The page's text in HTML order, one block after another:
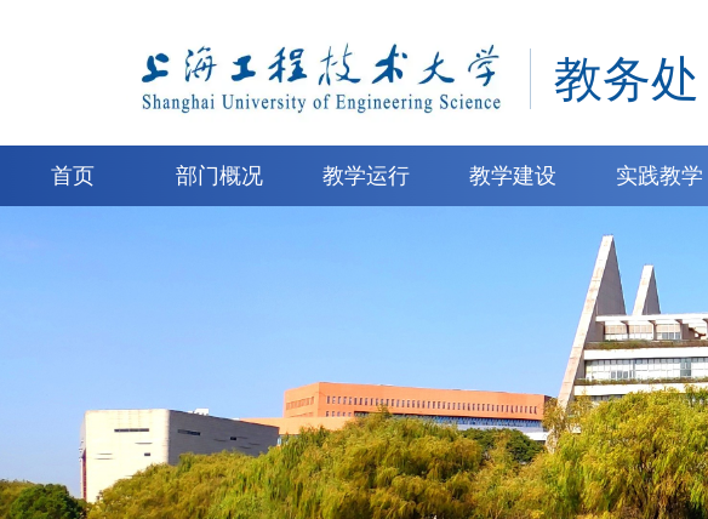
教务处
首页 部门概况 教学运行 教学建设 实践教学